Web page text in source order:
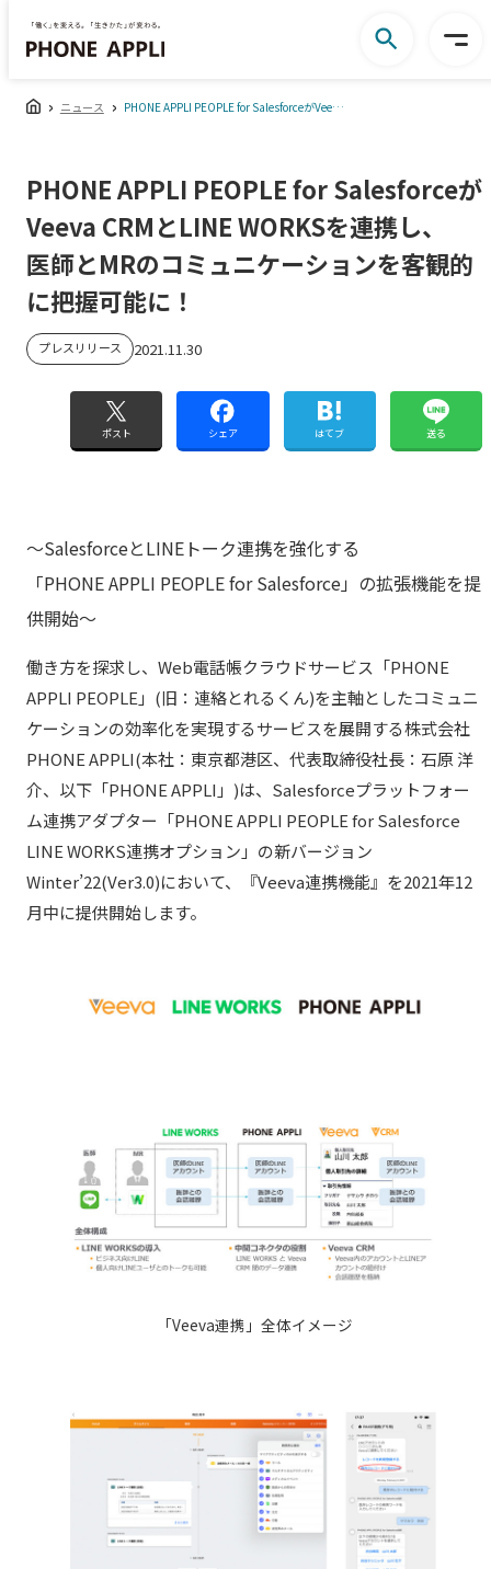
ニュース PHONE APPLI PEOPLE for SalesforceがVeeva CRMとLINE WORKSを連携し、医師とMRのコミュニケーションを客観的に把握可能に！
PHONE APPLI PEOPLE for Salesforceが
Veeva CRMとLINE WORKSを連携し、
医師とMRのコミュニケーションを客観的
に把握可能に！
プレスリリース 2021.11.30
ポスト シェア はてブ 送る
～SalesforceとLINEトーク連携を強化する
「PHONE APPLI PEOPLE for Salesforce」の拡張機能を提
供開始～
働き方を探求し、Web電話帳クラウドサービス「PHONE
APPLI PEOPLE」(旧：連絡とれるくん)を主軸としたコミュニ
ケーションの効率化を実現するサービスを展開する株式会社
PHONE APPLI(本社：東京都港区、代表取締役社長：石原 洋
介、以下「PHONE APPLI」)は、Salesforceプラットフォー
ム連携アダプター「PHONE APPLI PEOPLE for Salesforce
LINE WORKS連携オプション」の新バージョン
Winter’22(Ver3.0)において、『Veeva連携機能』を2021年12
月中に提供開始します。
「Veeva連携」全体イメージ